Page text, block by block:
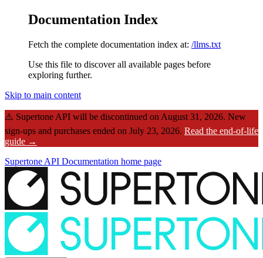
Documentation Index
Fetch the complete documentation index at: /llms.txt
Use this file to discover all available pages before
exploring further.
Skip to main content
⚠️ Supertone API will be discontinued on August 31, 2026. New
sign-ups and purchases ended on July 23, 2026. Read the end-of-life
guide →
Supertone API Documentation home page